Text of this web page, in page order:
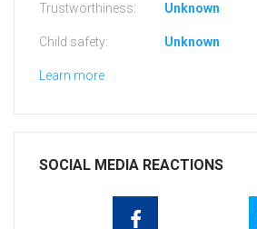
Trustworthiness: Unknown
Child safety: Unknown
Learn more
SOCIAL MEDIA REACTIONS